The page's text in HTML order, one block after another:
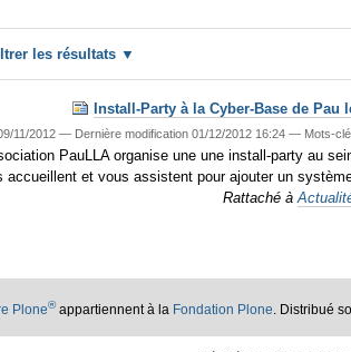
les résultats
Install-Party à la Cyber-Base de Pau
11/2012— Dernière modification 01/12/2012 16:24— Mots-
PauLLA organise une une install-party au
accueillent et vous assistent pour ajouter un
Rattaché à
Plone®appartiennent à la Fondation Plone. Distribué